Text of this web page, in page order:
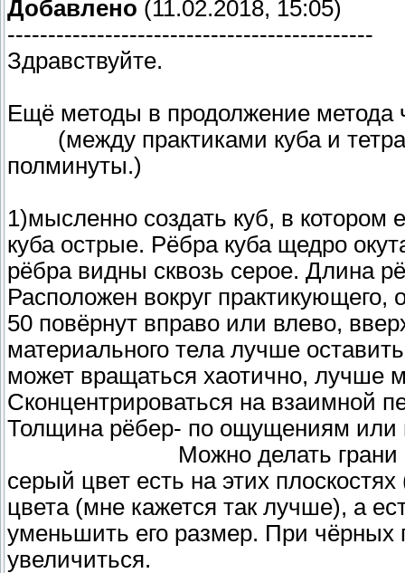
Добавлено (11.02.2018, 15:05)
---------------------------------------------
Здравствуйте.
Ещё методы в продолжение
(между практиками куба и
полминуты.)
1)мысленно создать куб, в
куба острые. Рёбра куба щедро
рёбра видны сквозь серое. Длина
Расположен вокруг
50 повёрнут вправо или влево,
материального тела лучше
может вращаться хаотично, лучше
Сконцентрироваться на взаимной
Толщина рёбер- по ощущениям или
Можно делать грани куба
серый цвет есть на этих
цвета (мне кажется так лучше), а
уменьшить его размер. При чёрных
увеличиться.